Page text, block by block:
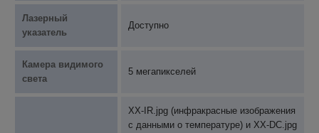
Лазерный
указатель
Доступно
Камера видимого
света
5 мегапикселей
XX-IR.jpg (инфракрасные изображения
с данными о температуре) и XX-DC.jpg